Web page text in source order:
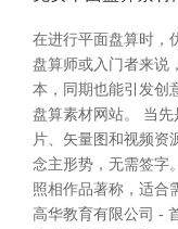
在进行平面盘算时，
盘算师或入门者来说
本，同期也能引发创
盘算素材网站。 当
片、矢量图和视频资
念主形势，无需签字
照相作品著称，适合
高华教育有限公司 -